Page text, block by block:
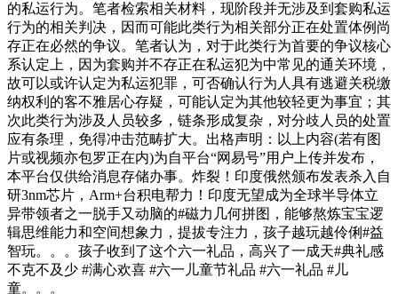
的私运行为。笔者检索相关材料，现阶段并无涉及到套购私运
行为的相关判决，因而可能此类行为相关部分正在处置体例尚
存正在必然的争议。笔者认为，对于此类行为首要的争议核心
系认定上，因为套购并不存正在私运犯为中常见的通关环境，
故可以或许认定为私运犯罪，可否确认行为人具有逃避关税缴
纳权利的客不雅居心存疑，可能认定为其他较轻更为事宜；其
次此类行为涉及人员较多，链条形成复杂，对分歧人员的处置
应有条理，免得冲击范畴扩大。出格声明：以上内容(若有图
片或视频亦包罗正在内)为自平台“网易号”用户上传并发布，
本平台仅供给消息存储办事。炸裂！印度俄然颁布发表杀入自
研3nm芯片，Arm+台积电帮力！印度无望成为全球半导体立
异带领者之一脱手又动脑的#磁力几何拼图，能够熬炼宝宝逻
辑思维能力和空间想象力，提拔专注力，孩子越玩越伶俐#益
智玩。。。孩子收到了这个六一礼品，高兴了一成天#典礼感
不克不及少 #满心欢喜 #六一儿童节礼品 #六一礼品 #儿
童。。。